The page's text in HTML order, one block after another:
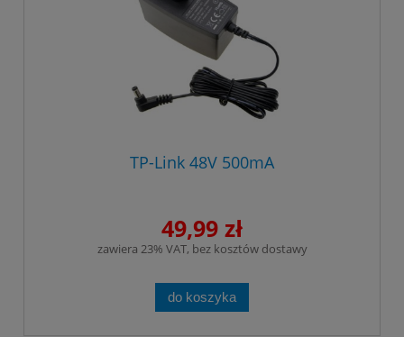
TP-Link 48V 500mA
49,99 zł
zawiera 23% VAT, bez kosztów dostawy
do koszyka